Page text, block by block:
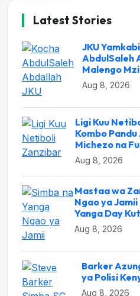
Latest Stories
JKU
AbdulSaleh
Malengo
Aug 8, 2026
Ligi Kuu
Kombo
Michezo na
Aug 8, 2026
Mastaa wa
Ngao ya
Yanga Day
Aug 8, 2026
Barker
ya Polisi
Aug 8, 2026